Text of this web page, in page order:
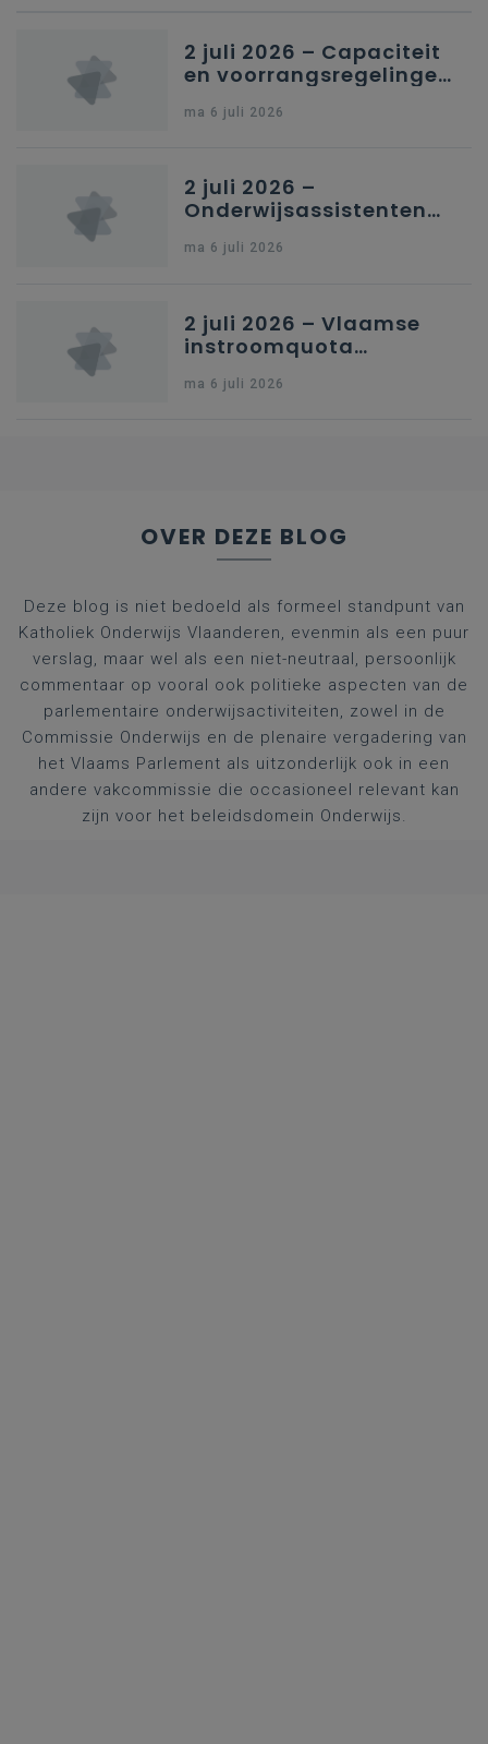
2 juli 2026 – Capaciteit
en voorrangsregelingen
secundair onderwijs in
ma 6 juli 2026
2 juli 2026 –
Onderwijsassistenten
kleuteronderwijs
ma 6 juli 2026
2 juli 2026 – Vlaamse
instroomquota
federale RIZIV-
ma 6 juli 2026
OVER DEZE BLOG
Deze blog is niet bedoeld als formeel standpunt van
Katholiek Onderwijs Vlaanderen, evenmin als een puur
verslag, maar wel als een niet-neutraal, persoonlijk
commentaar op vooral ook politieke aspecten van de
parlementaire onderwijsactiviteiten, zowel in de
Commissie Onderwijs en de plenaire vergadering van
het Vlaams Parlement als uitzonderlijk ook in een
andere vakcommissie die occasioneel relevant kan
zijn voor het beleidsdomein Onderwijs.